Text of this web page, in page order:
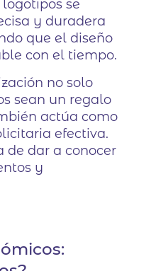
se
y duradera
que el diseño
con el tiempo.
no solo
sean un regalo
actúa como
efectiva.
de dar a conocer
y